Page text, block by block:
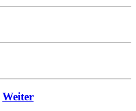
Weiter